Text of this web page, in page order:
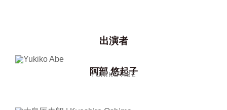
出演者
阿部 悠起子
YUKIKO ABE